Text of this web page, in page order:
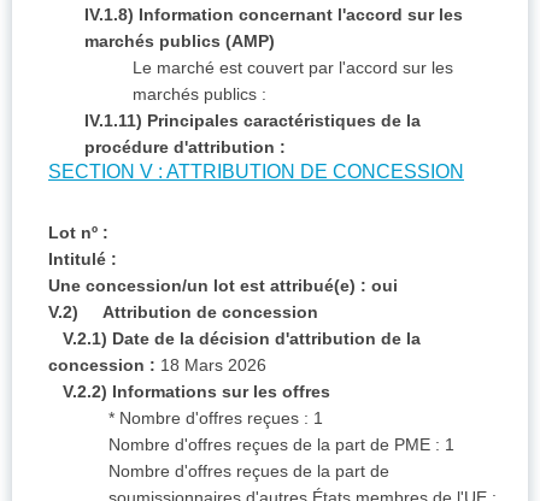
IV.1.8) Information concernant l'accord sur les
marchés publics (AMP)
Le marché est couvert par l'accord sur les
marchés publics :
IV.1.11) Principales caractéristiques de la
procédure d'attribution :
SECTION V : ATTRIBUTION DE CONCESSION
Lot nº :
Intitulé :
Une concession/un lot est attribué(e) : oui
V.2) Attribution de concession
V.2.1) Date de la décision d'attribution de la
concession : 18 Mars 2026
V.2.2) Informations sur les offres
* Nombre d'offres reçues : 1
Nombre d'offres reçues de la part de PME : 1
Nombre d'offres reçues de la part de